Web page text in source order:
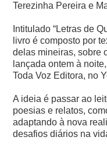
Terezinha Pereira e
Intitulado “Letras de
livro é composto por
delas mineiras, sobre
lançada ontem à
Toda Voz Editora, no
A ideia é passar ao
poesias e relatos,
adaptando à nova
desafios diários na